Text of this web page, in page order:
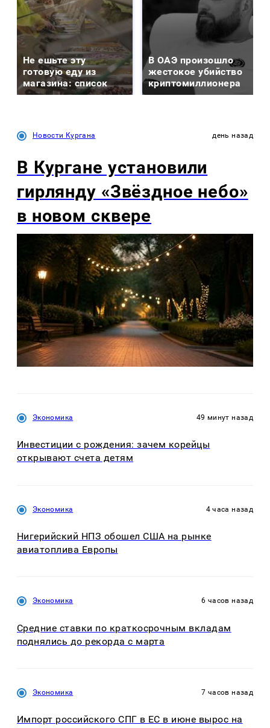
Не ешьте эту
готовую еду из
магазина: список
В ОАЭ произошло
жестокое убийство
криптомиллионера
Новости Кургана день назад
В Кургане установили
гирлянду «Звёздное небо»
в новом сквере
Экономика 49 минут назад
Инвестиции с рождения: зачем корейцы
открывают счета детям
Экономика 4 часа назад
Нигерийский НПЗ обошел США на рынке
авиатоплива Европы
Экономика 6 часов назад
Средние ставки по краткосрочным вкладам
поднялись до рекорда с марта
Экономика 7 часов назад
Импорт российского СПГ в ЕС в июне вырос на